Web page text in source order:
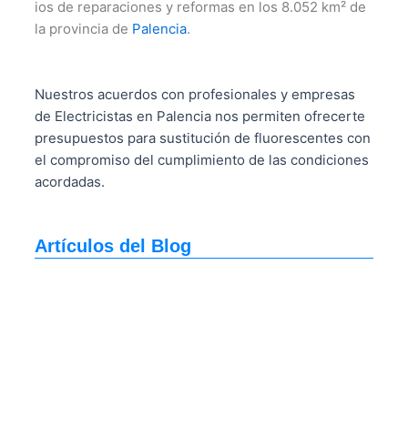
ios de reparaciones y reformas en los 8.052 km² de
la provincia de Palencia.
Nuestros acuerdos con profesionales y empresas
de Electricistas en Palencia nos permiten ofrecerte
presupuestos para sustitución de fluorescentes con
el compromiso del cumplimiento de las condiciones
acordadas.
Artículos del Blog